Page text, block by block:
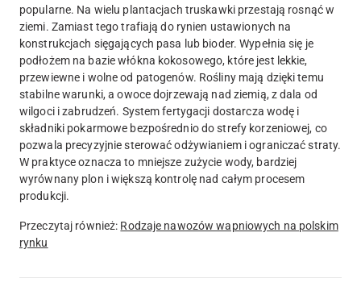
popularne. Na wielu plantacjach truskawki przestają rosnąć w
ziemi. Zamiast tego trafiają do rynien ustawionych na
konstrukcjach sięgających pasa lub bioder. Wypełnia się je
podłożem na bazie włókna kokosowego, które jest lekkie,
przewiewne i wolne od patogenów. Rośliny mają dzięki temu
stabilne warunki, a owoce dojrzewają nad ziemią, z dala od
wilgoci i zabrudzeń. System fertygacji dostarcza wodę i
składniki pokarmowe bezpośrednio do strefy korzeniowej, co
pozwala precyzyjnie sterować odżywianiem i ograniczać straty.
W praktyce oznacza to mniejsze zużycie wody, bardziej
wyrównany plon i większą kontrolę nad całym procesem
produkcji.
Przeczytaj również: Rodzaje nawozów wapniowych na polskim
rynku